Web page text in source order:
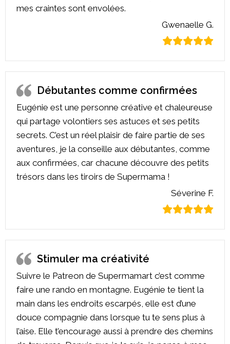
mes craintes sont envolées.
Gwenaelle G.
Débutantes comme confirmées
Eugénie est une personne créative et chaleureuse
qui partage volontiers ses astuces et ses petits
secrets. C’est un réel plaisir de faire partie de ses
aventures, je la conseille aux débutantes, comme
aux confirmées, car chacune découvre des petits
trésors dans les tiroirs de Supermama !
Séverine F.
Stimuler ma créativité
Suivre le Patreon de Supermamart c’est comme
faire une rando en montagne. Eugénie te tient la
main dans les endroits escarpés, elle est d’une
douce compagnie dans lorsque tu te sens plus à
l’aise. Elle t’encourage aussi à prendre des chemins